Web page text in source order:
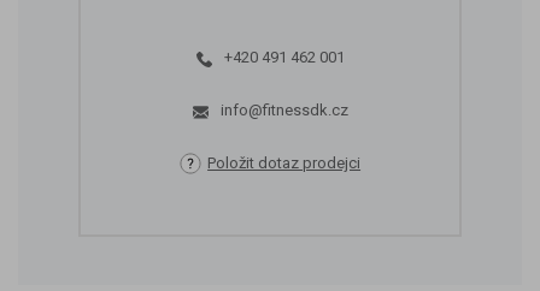
+420 491 462 001
info@fitnessdk.cz
Položit dotaz prodejci